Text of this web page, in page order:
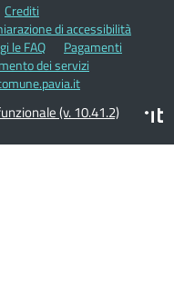
Crediti
di accessibilità
le FAQ
Pagamenti
dei servizi
(v. 10.41.2)